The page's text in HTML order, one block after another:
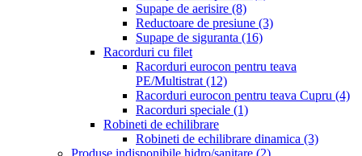
Supape de aerisire (8)
Reductoare de presiune (3)
Supape de siguranta (16)
Racorduri cu filet
Racorduri eurocon pentru teava
PE/Multistrat (12)
Racorduri eurocon pentru teava Cupru (4)
Racorduri speciale (1)
Robineti de echilibrare
Robineti de echilibrare dinamica (3)
Produse indisponibile hidro/sanitare (2)